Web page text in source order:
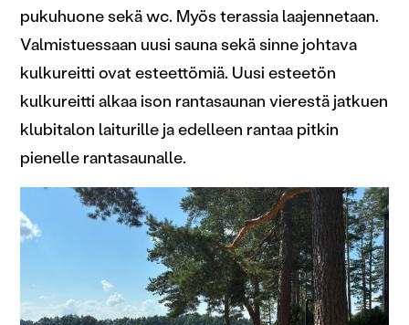
pukuhuone sekä wc. Myös terassia laajennetaan.
Valmistuessaan uusi sauna sekä sinne johtava
kulkureitti ovat esteettömiä. Uusi esteetön
kulkureitti alkaa ison rantasaunan vierestä jatkuen
klubitalon laiturille ja edelleen rantaa pitkin
pienelle rantasaunalle.